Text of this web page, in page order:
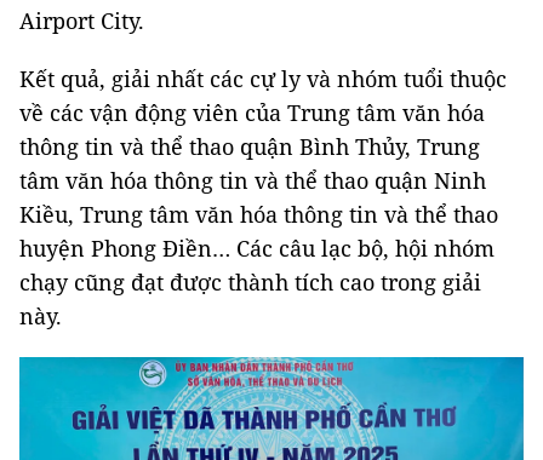
Airport City.
Kết quả, giải nhất các cự ly và nhóm tuổi thuộc
về các vận động viên của Trung tâm văn hóa
thông tin và thể thao quận Bình Thủy, Trung
tâm văn hóa thông tin và thể thao quận Ninh
Kiều, Trung tâm văn hóa thông tin và thể thao
huyện Phong Điền… Các câu lạc bộ, hội nhóm
chạy cũng đạt được thành tích cao trong giải
này.